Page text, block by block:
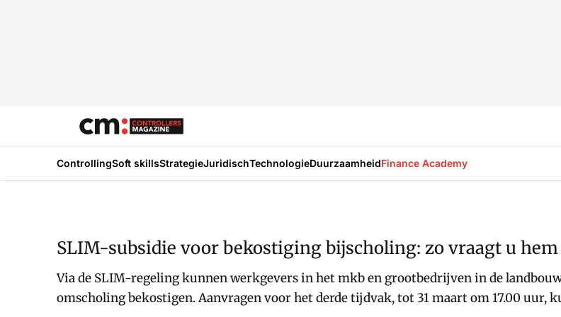
ControllingSoft skillsStrategieJuridischTechnologieDuurzaamheidFinance Academy
SLIM-subsidie voor bekostiging bijscholing: zo vraagt u hem
Via de SLIM-regeling kunnen werkgevers in het mkb en grootbedrijven in de
omscholing bekostigen. Aanvragen voor het derde tijdvak, tot 31 maart om 17.00 uur,